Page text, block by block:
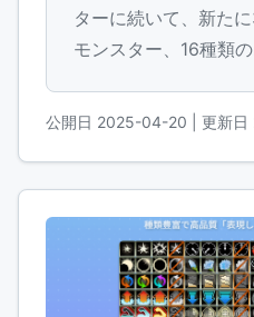
ターに続いて、新た
モンスター、16種類
公開日 2025-04-20 | 更新